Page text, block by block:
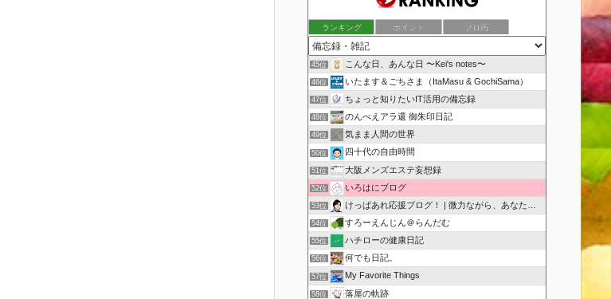
ランキング ポイント ブロ画
45位 こんな日、あんな日 〜Kei's notes〜
46位 いたます＆ごちさま（ItaMasu & GochiSama）
47位 ちょっと知りたいIT活用の備忘録
48位 のんべえアラ還 御朱印日記
49位 気まま人間の世界
50位 四十代の自由時間
51位 大阪メンズエステ妄想録
52位 いろはにブログ
53位 けっぱあれ応援ブログ！ | 微力ながら、あなたを応援！
54位 すろーえんじん＠らんだむ
55位 ハチローの健康日記
56位 何でも日記。
57位 My Favorite Things
58位 落屋の軌跡